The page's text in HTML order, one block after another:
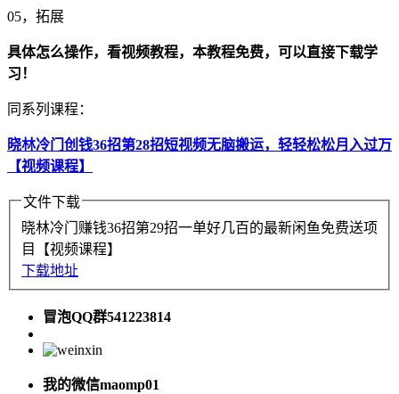
05，拓展
具体怎么操作，看视频教程，本教程免费，可以直接下载学
习！
同系列课程：
晓林冷门创钱36招第28招短视频无脑搬运，轻轻松松月入过万
【视频课程】
文件下载
晓林冷门赚钱36招第29招一单好几百的最新闲鱼免费送项
目【视频课程】
下载地址
冒泡QQ群541223814
我的微信maomp01